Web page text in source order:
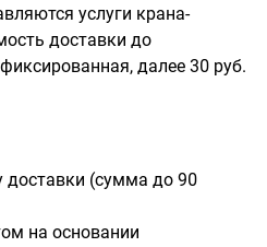
услуги крана-
доставки до
далее 30 руб.
(сумма до 90
на основании